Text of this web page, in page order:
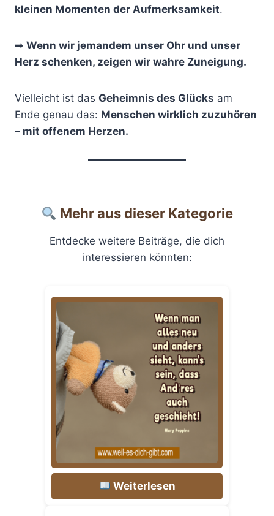
kleinen Momenten der Aufmerksamkeit.
➡ Wenn wir jemandem unser Ohr und unser
Herz schenken, zeigen wir wahre Zuneigung.
Vielleicht ist das Geheimnis des Glücks am
Ende genau das: Menschen wirklich zuzuhören
– mit offenem Herzen.
Mehr aus dieser Kategorie
Entdecke weitere Beiträge, die dich
interessieren könnten:
Weiterlesen